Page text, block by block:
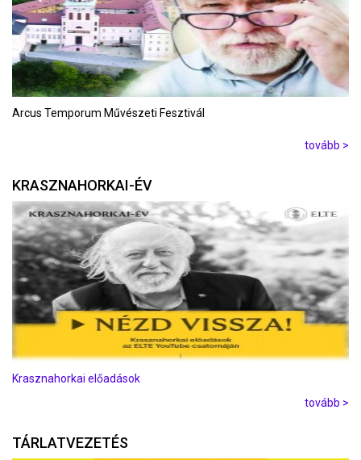
Arcus Temporum Művészeti Fesztivál
tovább >
KRASZNAHORKAI-ÉV
Krasznahorkai előadások
tovább >
TÁRLATVEZETÉS